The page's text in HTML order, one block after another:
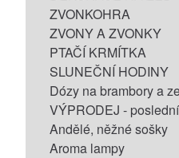
ZVONKOHRA
ZVONY A ZVONKY
PTAČÍ KRMÍTKA
SLUNEČNÍ HODINY
Dózy na brambory a
VÝPRODEJ -
Andělé, něžné sošky
Aroma lampy